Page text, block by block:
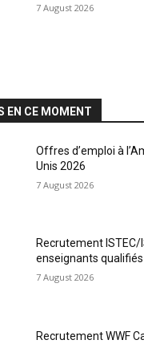
7 August 2026
EN CE MOMENT
Offres d’emploi à
Unis 2026
7 August 2026
Recrutement ISTEC/
enseignants qualifiés
7 August 2026
Recrutement WWF